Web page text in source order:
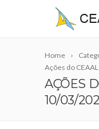
Home
Ações do
AÇÕES
10/03/